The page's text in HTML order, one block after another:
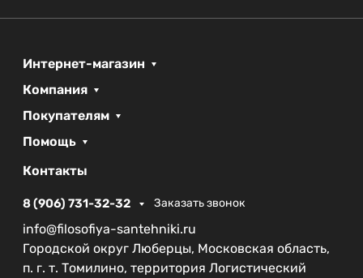
Глубина:90 см – обеспечивает комфортное
удобного входа
Гарантия:
надежности и долговечности
Сифон, входящий в комплект, способствует
быстрой и эффективной отводке воды, что
использовании. Душевой поддон BelBagno UNO
являет собой слияние функциональности и
эстетики, что делает его незаменимым
элементом любой душевой зоны.
Интернет-магазин
Компания
Покупателям
Помощь
Контакты
8 (906) 731-32-32 Заказать звонок
info@filosofiya-santehniki.ru
Городской округ Люберцы, Московская область,
п. г. т. Томилино, территория Логистический